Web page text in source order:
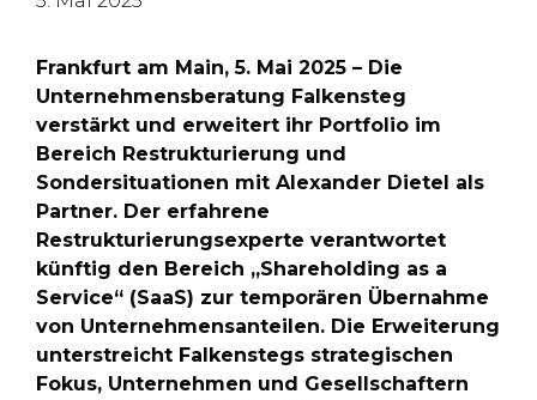
Frankfurt am Main, 5. Mai 2025 – Die
Unternehmensberatung Falkensteg
verstärkt und erweitert ihr Portfolio im
Bereich Restrukturierung und
Sondersituationen mit Alexander Dietel als
Partner. Der erfahrene
Restrukturierungsexperte verantwortet
künftig den Bereich „Shareholding as a
Service“ (SaaS) zur temporären Übernahme
von Unternehmensanteilen. Die Erweiterung
unterstreicht Falkenstegs strategischen
Fokus, Unternehmen und Gesellschaftern